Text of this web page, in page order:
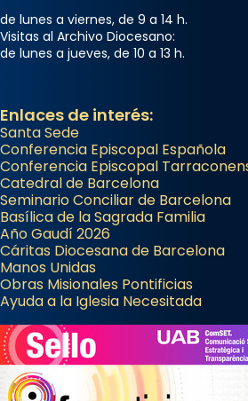
de lunes a viernes, de 9 a 14 h.
Visitas al Archivo Diocesano:
de lunes a jueves, de 10 a 13 h.
Enlaces de interés:
Santa Sede
Conferencia Episcopal Española
Conferencia Episcopal
Catedral de Barcelona
Seminario Conciliar de Barcelona
Basílica de la Sagrada Familia
Año Gaudí 2026
Cáritas Diocesana de Barcelona
Manos Unidas
Obras Misionales Pontificias
Ayuda a la Iglesia Necesitada